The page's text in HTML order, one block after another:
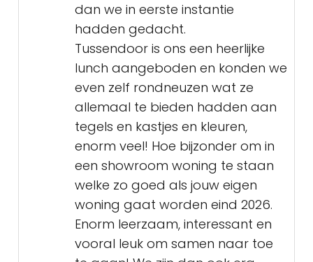
dan we in eerste instantie
hadden gedacht.
Tussendoor is ons een heerlijke
lunch aangeboden en konden we
even zelf rondneuzen wat ze
allemaal te bieden hadden aan
tegels en kastjes en kleuren,
enorm veel! Hoe bijzonder om in
een showroom woning te staan
welke zo goed als jouw eigen
woning gaat worden eind 2026.
Enorm leerzaam, interessant en
vooral leuk om samen naar toe